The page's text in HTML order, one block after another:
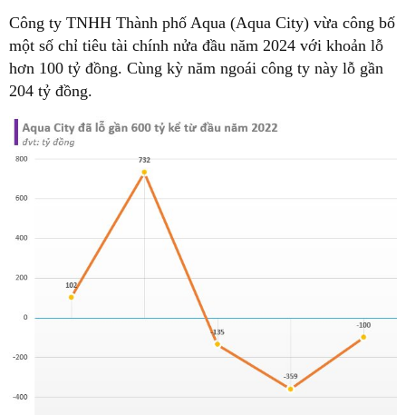
Công ty TNHH Thành phố Aqua (Aqua City) vừa công bố
một số chỉ tiêu tài chính nửa đầu năm 2024 với khoản lỗ
hơn 100 tỷ đồng. Cùng kỳ năm ngoái công ty này lỗ gần
204 tỷ đồng.